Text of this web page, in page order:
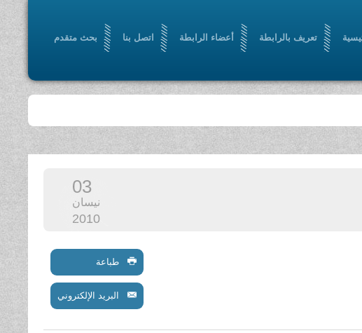
تعريف بالرابطة أعضاء الرابطة اتصل بنا بحث متقدم
03
نيسان
2010
طباعة
البريد الإلكتروني